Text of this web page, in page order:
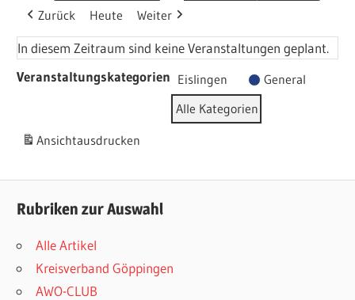
Zurück Heute Weiter
In diesem Zeitraum sind keine Veranstaltungen geplant.
Veranstaltungskategorien Eislingen
General
Alle Kategorien
Ansichtausdrucken
Rubriken zur Auswahl
Alle Artikel
Kreisverband Göppingen
AWO-CLUB